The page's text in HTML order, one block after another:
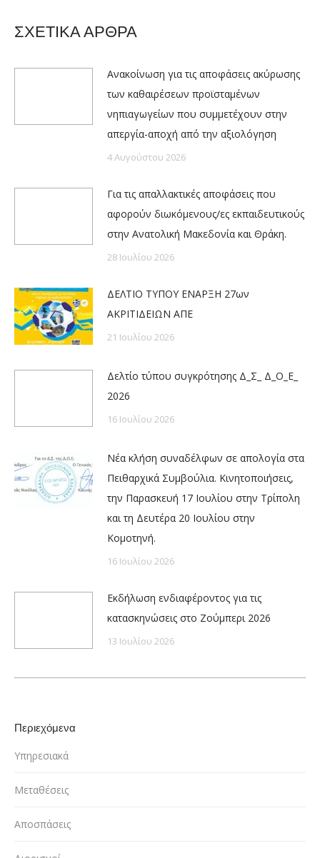
ΣΧΕΤΙΚΑ ΑΡΘΡΑ
Ανακοίνωση για τις αποφάσεις ακύρωσης
των καθαιρέσεων προϊσταμένων
νηπιαγωγείων που συμμετέχουν στην
απεργία-αποχή από την αξιολόγηση
4 Αυγούστου 2026
Για τις απαλλακτικές αποφάσεις που
αφορούν διωκόμενους/ες εκπαιδευτικούς
στην Ανατολική Μακεδονία και Θράκη.
28 Ιουλίου 2026
ΔΕΛΤΙΟ ΤΥΠΟΥ ΕΝΑΡΞΗ 27ων
ΑΚΡΙΤΙΔΕΙΩΝ ΑΠΕ
21 Ιουλίου 2026
Δελτίο τύπου συγκρότησης Δ_Σ_ Δ_Ο_Ε_
2026
16 Ιουλίου 2026
Νέα κλήση συναδέλφων σε απολογία στα
Πειθαρχικά Συμβούλια. Κινητοποιήσεις,
την Παρασκευή 17 Ιουλίου στην Τρίπολη
και τη Δευτέρα 20 Ιουλίου στην
Κομοτηνή.
16 Ιουλίου 2026
Εκδήλωση ενδιαφέροντος για τις
κατασκηνώσεις στο Ζούμπερι 2026
13 Ιουλίου 2026
Περιεχόμενα
Υπηρεσιακά
Μεταθέσεις
Αποσπάσεις